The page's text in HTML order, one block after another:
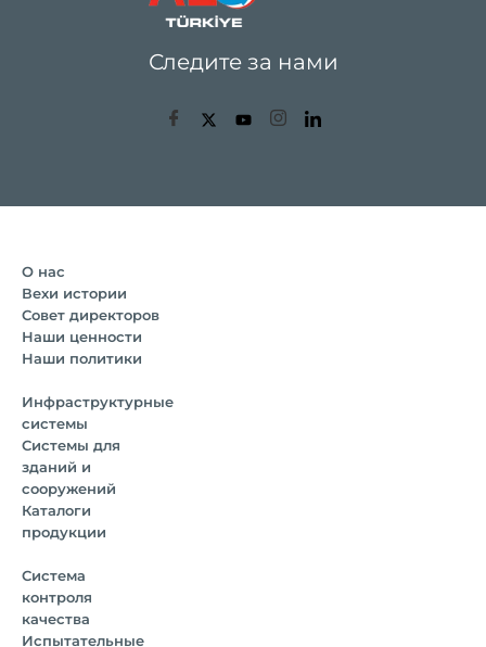
Следите за нами
О нас
Вехи истории
Совет директоров
Наши ценности
Наши политики
Инфраструктурные
системы
Системы для
зданий и
сооружений
Каталоги
продукции
Система
контроля
качества
Испытательные